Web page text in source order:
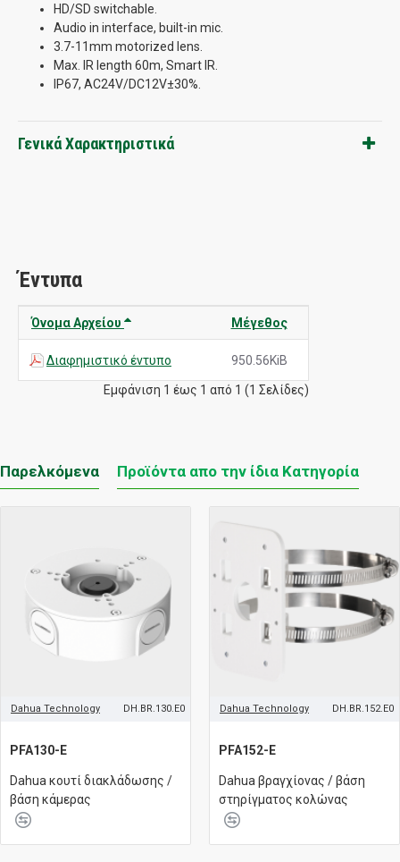
HD/SD switchable.
Audio in interface, built-in mic.
3.7-11mm motorized lens.
Max. IR length 60m, Smart IR.
IP67, AC24V/DC12V±30%.
Γενικά Χαρακτηριστικά
Έντυπα
Όνομα Αρχείου Μέγεθος
Διαφημιστικό έντυπο 950.56KiB
Εμφάνιση 1 έως 1 από 1 (1 Σελίδες)
Παρελκόμενα Προϊόντα απο την ίδια Κατηγορία
Dahua Technology DH.BR.130.E0
PFA130-E
Dahua κουτί διακλάδωσης /
βάση κάμερας
Dahua Technology DH.BR.152.E0
PFA152-E
Dahua βραγχίονας / βάση
στηρίγματος κολώνας